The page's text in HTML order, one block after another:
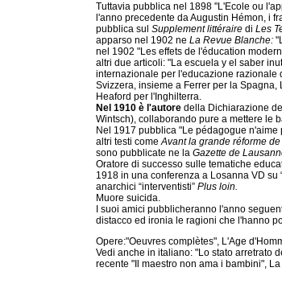
Tuttavia pubblica nel 1898 "L'Ecole ou
l'anno precedente da Augustin Hémon, i
pubblica sul Supplement littéraire di Les
apparso nel 1902 ne La Revue Blanche:
nel 1902 "Les effets de l'éducation
altri due articoli: "La escuela y el saber
internazionale per l'educazione razionale
Svizzera, insieme a Ferrer per la
Heaford per l'Inghilterra.
Nel 1910 è l'autore della Dichiarazione
Wintsch), collaborando pure a mettere le
Nel 1917 pubblica "Le pédagogue
altri testi comeAvant la grande réforme
sono pubblicate ne la Gazette de
Oratore di successo sulle tematiche
1918 in una conferenza a Losanna VD su
anarchici “interventisti” Plus loin.
Muore suicida.
I suoi amici pubblicheranno l'anno
distacco ed ironia le ragioni che l'hanno
Opere:"Oeuvres complètes", L'Age
Vedi anche in italiano: "Lo stato arretrato
recente "Il maestro non ama i bambini",